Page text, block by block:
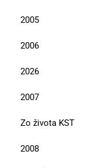
2005
2006
2026
2007
Zo života KST
2008